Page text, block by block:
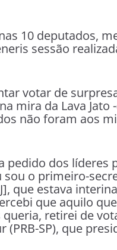
10 deputados,
sessão
votar de
mira da Lava
não foram aos
pedido dos líderes
o primeiro-
que estava
que aquilo
retirei de
SP), que